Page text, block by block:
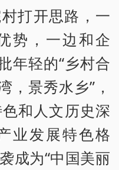
打开思路，一
势，一边和企
年轻的“乡村合
，景秀水乡”，
和人文历史深
业发展特色格
成为“中国美丽